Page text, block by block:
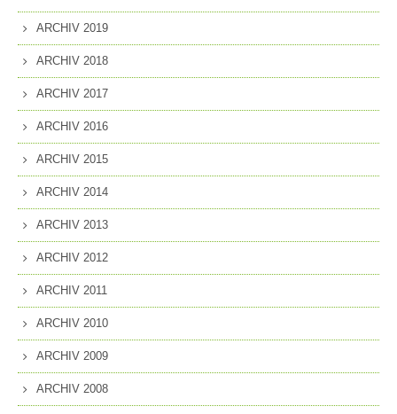
ARCHIV 2019
ARCHIV 2018
ARCHIV 2017
ARCHIV 2016
ARCHIV 2015
ARCHIV 2014
ARCHIV 2013
ARCHIV 2012
ARCHIV 2011
ARCHIV 2010
ARCHIV 2009
ARCHIV 2008